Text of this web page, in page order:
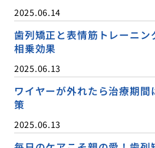
2025.06.14
歯列矯正と表情筋トレーニン
相乗効果
2025.06.13
ワイヤーが外れたら治療期
策
2025.06.13